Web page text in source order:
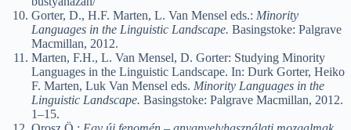
Gorter, D., H.F. Marten, L. Van Mensel eds.: Minority
Languages in the Linguistic Landscape. Basingstoke: Palgrave
Macmillan, 2012.
Marten, F.H., L. Van Mensel, D. Gorter: Studying Minority
Languages in the Linguistic Landscape. In: Durk Gorter, Heiko
F. Marten, Luk Van Mensel eds. Minority Languages in the
Linguistic Landscape. Basingstoke: Palgrave Macmillan, 2012.
1–15.